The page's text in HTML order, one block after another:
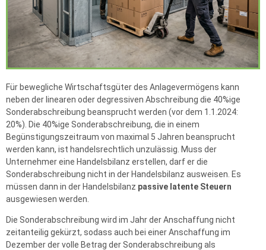
Für bewegliche Wirtschaftsgüter des Anlagevermögens kann
neben der linearen oder degressiven Abschreibung die 40%ige
Sonderabschreibung beansprucht werden (vor dem 1.1.2024:
20%). Die 40%ige Sonderabschreibung, die in einem
Begünstigungszeitraum von maximal 5 Jahren beansprucht
werden kann, ist handelsrechtlich unzulässig. Muss der
Unternehmer eine Handelsbilanz erstellen, darf er die
Sonderabschreibung nicht in der Handelsbilanz ausweisen. Es
müssen dann in der Handelsbilanz passive latente Steuern
ausgewiesen werden.
Die Sonderabschreibung wird im Jahr der Anschaffung nicht
zeitanteilig gekürzt, sodass auch bei einer Anschaffung im
Dezember der volle Betrag der Sonderabschreibung als